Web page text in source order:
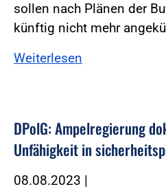
sollen nach Plänen der
künftig nicht mehr
Weiterlesen
DPolG: Ampelregierung
Unfähigkeit in
08.08.2023 |